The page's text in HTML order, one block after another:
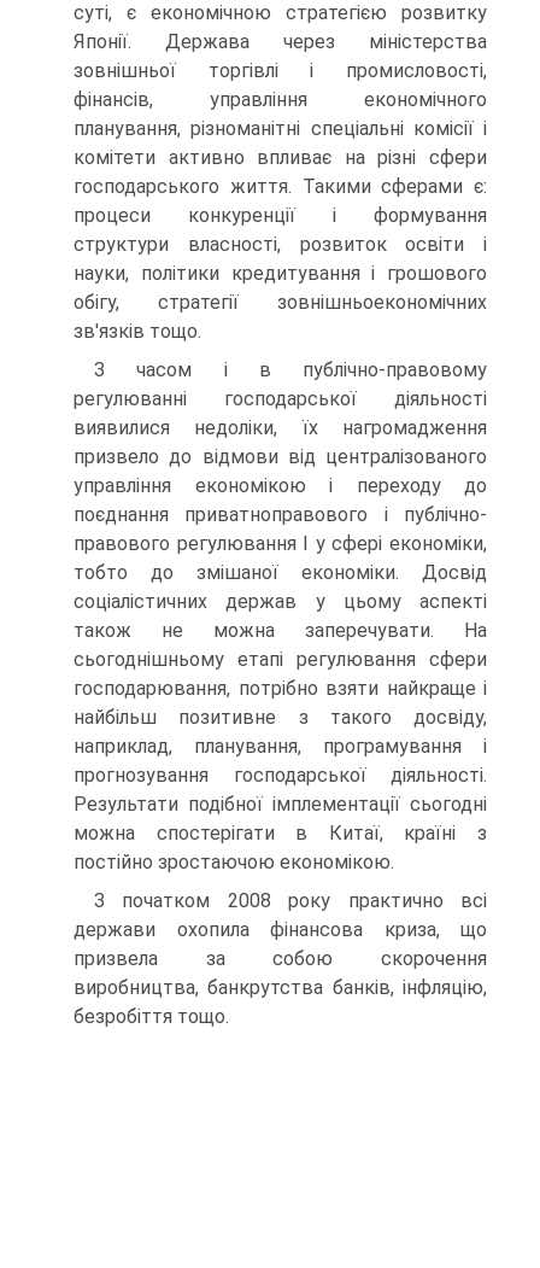
суті, є економічною стратегією розвитку
Японії. Держава через міністерства
зовнішньої торгівлі і промисловості,
фінансів, управління економічного
планування, різноманітні спеціальні комісії і
комітети активно впливає на різні сфери
господарського життя. Такими сферами є:
процеси конкуренції і формування
структури власності, розвиток освіти і
науки, політики кредитування і грошового
обігу, стратегії зовнішньоекономічних
зв'язків тощо.
З часом і в публічно-правовому
регулюванні господарської діяльності
виявилися недоліки, їх нагромадження
призвело до відмови від централізованого
управління економікою і переходу до
поєднання приватноправового і публічно-
правового регулювання І у сфері економіки,
тобто до змішаної економіки. Досвід
соціалістичних держав у цьому аспекті
також не можна заперечувати. На
сьогоднішньому етапі регулювання сфери
господарювання, потрібно взяти найкраще і
найбільш позитивне з такого досвіду,
наприклад, планування, програмування і
прогнозування господарської діяльності.
Результати подібної імплементації сьогодні
можна спостерігати в Китаї, країні з
постійно зростаючою економікою.
З початком 2008 року практично всі
держави охопила фінансова криза, що
призвела за собою скорочення
виробництва, банкрутства банків, інфляцію,
безробіття тощо.